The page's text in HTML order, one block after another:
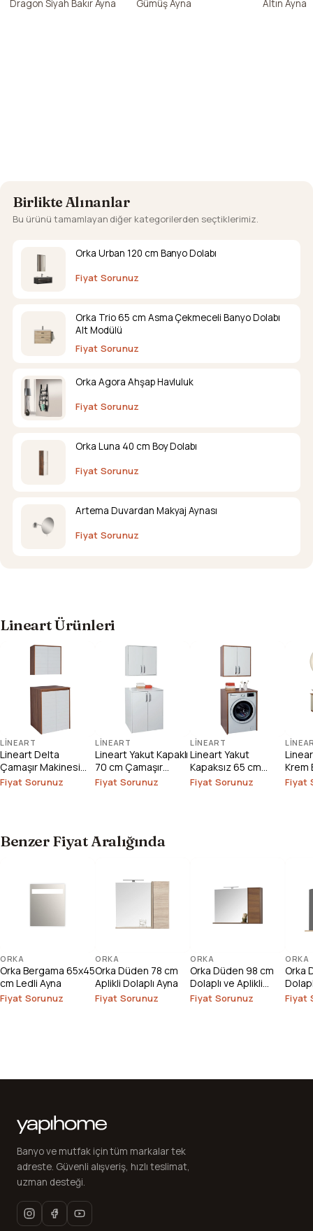
Dragon Siyah Bakır Ayna Gümüş Ayna Altın Ayna
Birlikte Alınanlar
Bu ürünü tamamlayan diğer kategorilerden seçtiklerimiz.
Orka Urban 120 cm Banyo Dolabı
Fiyat Sorunuz
Orka Trio 65 cm Asma Çekmeceli Banyo Dolabı
Alt Modülü
Fiyat Sorunuz
Orka Agora Ahşap Havluluk
Fiyat Sorunuz
Orka Luna 40 cm Boy Dolabı
Fiyat Sorunuz
Artema Duvardan Makyaj Aynası
Fiyat Sorunuz
Lineart Ürünleri
LINEART
Lineart Delta
Çamaşır Makinesi
Dolabı
Fiyat Sorunuz
LINEART
Lineart Yakut Kapaklı
70 cm Çamaşır
Makinesi Dolabı
Fiyat Sorunuz
LINEART
Lineart Yakut
Kapaksız 65 cm
Çamaşır Makinesi
Fiyat Sorunuz
Krem
1000
Fiyat
Benzer Fiyat Aralığında
ORKA
Orka Bergama 65x45
cm Ledli Ayna
Fiyat Sorunuz
ORKA
Orka Düden 78 cm
Aplikli Dolaplı Ayna
Fiyat Sorunuz
ORKA
Orka Düden 98 cm
Dolaplı ve Aplikli
Ayna
Fiyat Sorunuz
ORKA
Orka
Fiyat
Banyo ve mutfak için tüm markalar tek
adreste. Güvenli alışveriş, hızlı teslimat,
uzman desteği.